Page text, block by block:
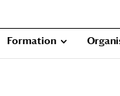
Formation